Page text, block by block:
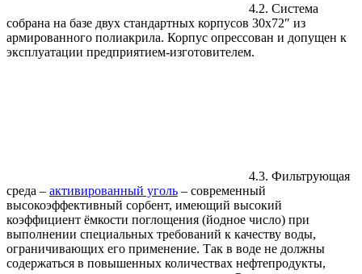
4.2. Система
собрана на базе двух стандартных корпусов 30х72″ из
армированного полиакрила. Корпус опрессован и допущен к
эксплуатации предприятием-изготовителем.
4.3. Фильтрующая
среда – активированный уголь – современный
высокоэффективный сорбент, имеющий высокий
коэффициент ёмкости поглощения (йодное число) при
выполнении специальных требований к качеству воды,
ограничивающих его применение. Так в воде не должны
содержаться в повышенных количествах нефтепродукты,